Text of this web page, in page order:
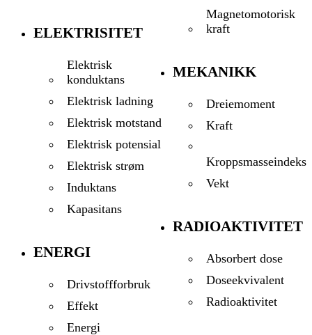
ELEKTRISITET
Elektrisk
konduktans
Elektrisk ladning
Elektrisk motstand
Elektrisk potensial
Elektrisk strøm
Induktans
Kapasitans
ENERGI
Drivstoffforbruk
Effekt
Energi
Magnetomotorisk
kraft
MEKANIKK
Dreiemoment
Kraft
Kroppsmasseindeks
Vekt
RADIOAKTIVITET
Absorbert dose
Doseekvivalent
Radioaktivitet